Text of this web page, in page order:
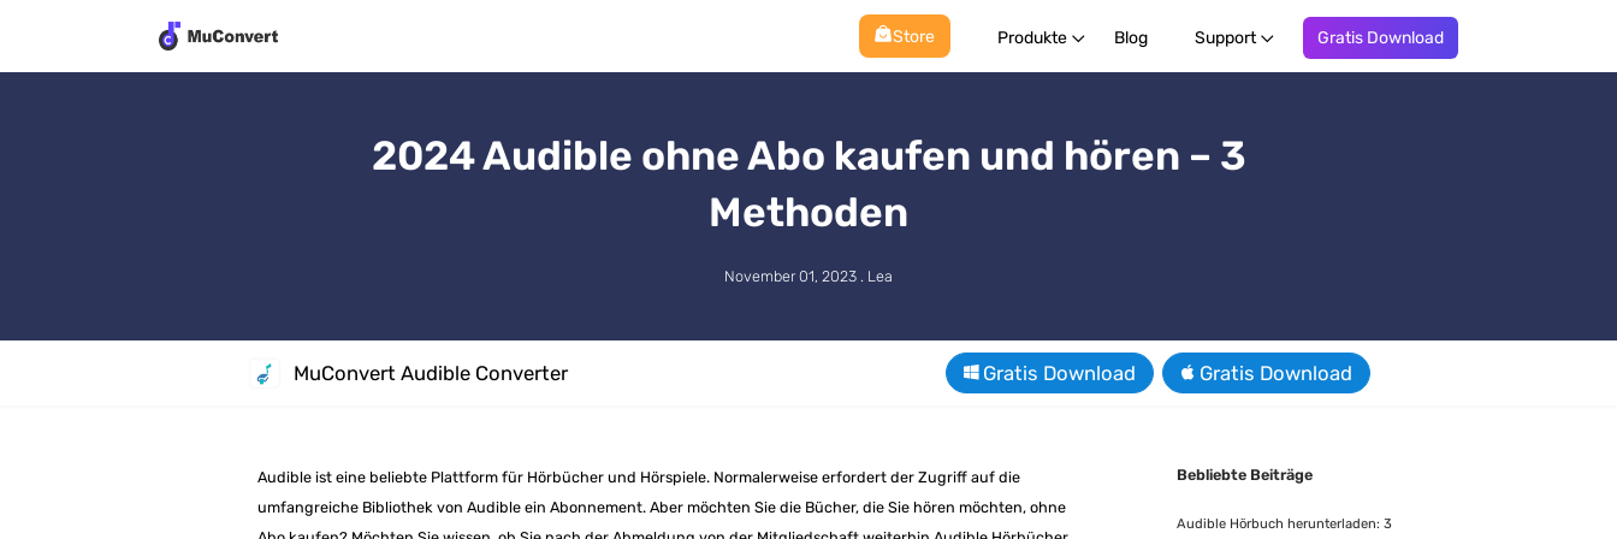
Store Produkte Blog Support Gratis Download
2024 Audible ohne Abo kaufen und hören – 3
Methoden
November 01, 2023 . Lea
MuConvert Audible Converter Gratis Download Gratis Download
Audible ist eine beliebte Plattform für Hörbücher und Hörspiele. Normalerweise erfordert der Zugriff auf die
umfangreiche Bibliothek von Audible ein Abonnement. Aber möchten Sie die Bücher, die Sie hören möchten, ohne
Bebliebte Beiträge
Audible Hörbuch herunterladen: 3